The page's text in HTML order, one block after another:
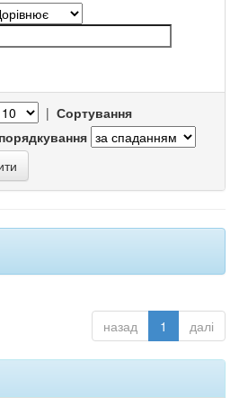
| Сортування
назад 1 далі